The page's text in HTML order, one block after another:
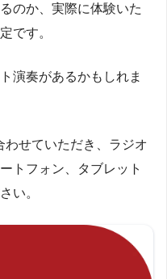
のか、実際に体験いた
です。
演奏があるかもしれま
わせていただき、ラジオ
トフォン、タブレット
い。